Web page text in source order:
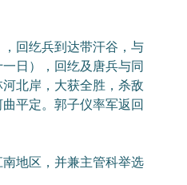
回纥兵到达带汗谷，与
日），回纥及唐兵与同
北岸，大获全胜，杀敌
平定。郭子仪率军返回
地区，并兼主管科举选